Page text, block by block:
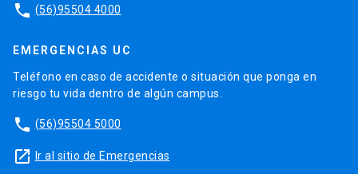
phone (56)95504 4000
EMERGENCIAS UC
Teléfono en caso de accidente o situación que ponga en
riesgo tu vida dentro de algún campus.
phone (56)95504 5000
launch Ir al sitio de Emergencias